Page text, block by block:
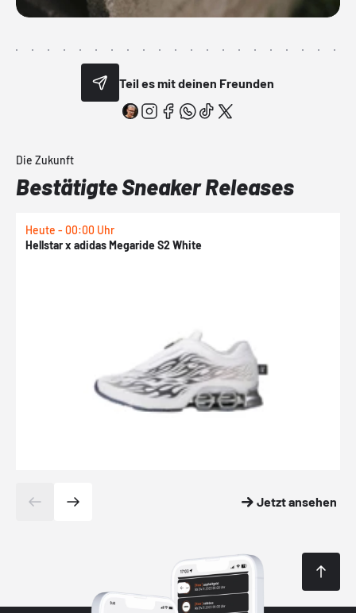
Teil es mit deinen Freunden
Die Zukunft
Bestätigte Sneaker Releases
Heute - 00:00 Uhr
Hellstar x adidas Megaride S2 White
Jetzt ansehen